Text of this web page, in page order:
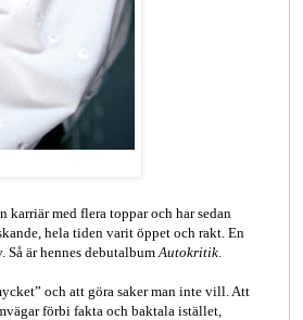
karriär med flera toppar och har sedan
hela tiden varit öppet och rakt. En
är hennes debutalbum Autokritik
och att göra saker man inte vill. Att
förbi fakta och baktala istället,